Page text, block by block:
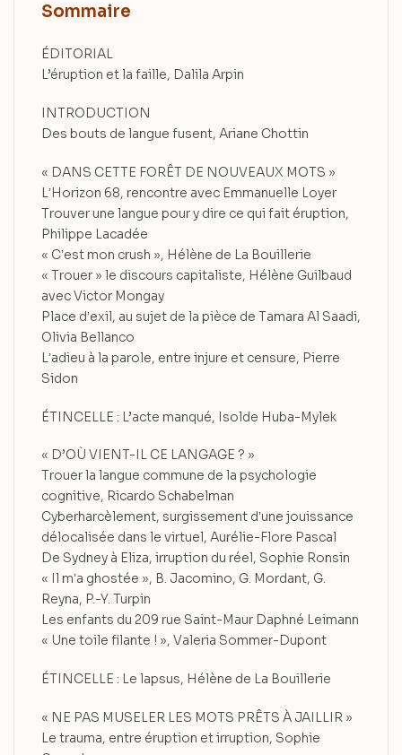
Sommaire
ÉDITORIAL
L’éruption et la faille, Dalila Arpin
INTRODUCTION
Des bouts de langue fusent, Ariane Chottin
« DANS CETTE FORÊT DE NOUVEAUX MOTS »
LʼHorizon 68, rencontre avec Emmanuelle Loyer
Trouver une langue pour y dire ce qui fait éruption,
Philippe Lacadée
« Cʼest mon crush », Hélène de La Bouillerie
« Trouer » le discours capitaliste, Hélène Guilbaud
avec Victor Mongay
Place dʼexil, au sujet de la pièce de Tamara Al Saadi,
Olivia Bellanco
Lʼadieu à la parole, entre injure et censure, Pierre
Sidon
ÉTINCELLE : L’acte manqué, Isolde Huba-Mylek
« D’OÙ VIENT-IL CE LANGAGE ? »
Trouer la langue commune de la psychologie
cognitive, Ricardo Schabelman
Cyberharcèlement, surgissement dʼune jouissance
délocalisée dans le virtuel, Aurélie-Flore Pascal
De Sydney à Eliza, irruption du réel, Sophie Ronsin
« Il mʼa ghostée », B. Jacomino, G. Mordant, G.
Reyna, P.-Y. Turpin
Les enfants du 209 rue Saint-Maur Daphné Leimann
« Une toile filante ! », Valeria Sommer-Dupont
ÉTINCELLE : Le lapsus, Hélène de La Bouillerie
« NE PAS MUSELER LES MOTS PRÊTS À JAILLIR »
Le trauma, entre éruption et irruption, Sophie